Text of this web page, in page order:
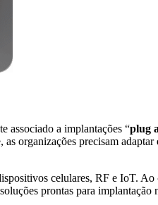
associado a implantações “plug
organizações precisam adaptar
celulares, RF e IoT.
prontas para implantação